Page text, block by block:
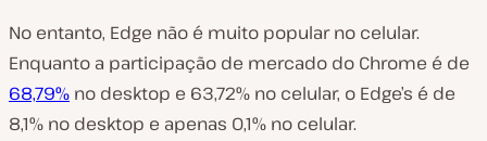
No entanto, Edge não é muito popular no celular.
Enquanto a participação de mercado do Chrome é de
68,79% no desktop e 63,72% no celular, o Edge’s é de
8,1% no desktop e apenas 0,1% no celular.